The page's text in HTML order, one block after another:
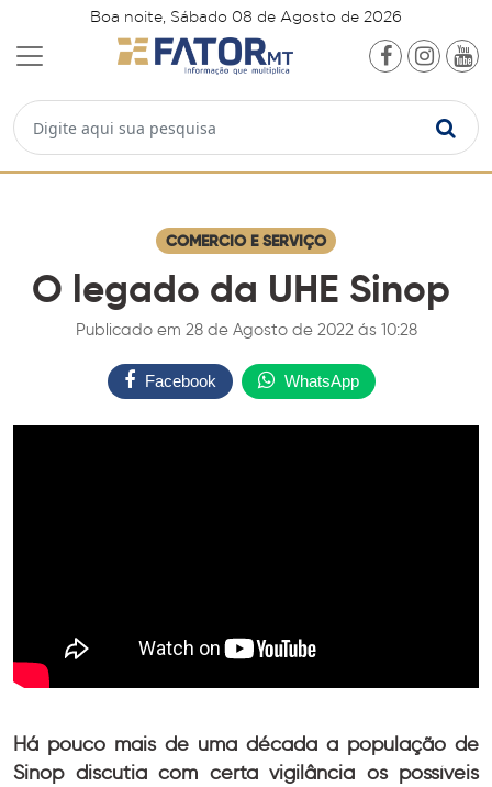
Boa noite, Sábado 08 de Agosto de 2026
COMERCIO E SERVIÇO
O legado da UHE Sinop
Publicado em 28 de Agosto de 2022 ás 10:28
Facebook WhatsApp
Há pouco mais de uma década a população de
Sinop discutia com certa vigilância os possíveis